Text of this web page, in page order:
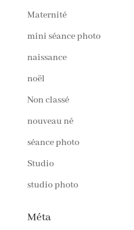
Maternité
mini séance photo
naissance
noël
Non classé
nouveau né
séance photo
Studio
studio photo
Méta